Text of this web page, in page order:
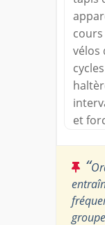
vélos
et
“